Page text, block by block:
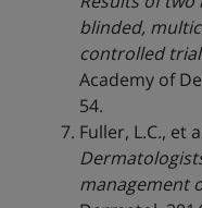
blinded,
controlled
Academy of
54.
Fuller, L.C., et
management